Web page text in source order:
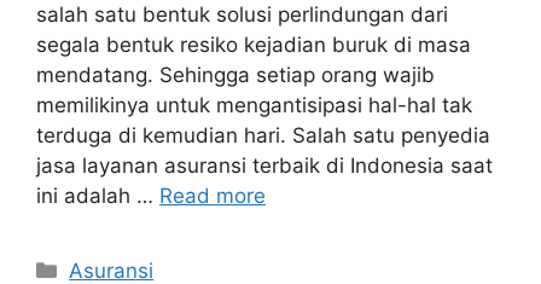
salah satu bentuk solusi perlindungan dari
segala bentuk resiko kejadian buruk di masa
mendatang. Sehingga setiap orang wajib
memilikinya untuk mengantisipasi hal-hal tak
terduga di kemudian hari. Salah satu penyedia
jasa layanan asuransi terbaik di Indonesia saat
ini adalah … Read more
Categories
Asuransi